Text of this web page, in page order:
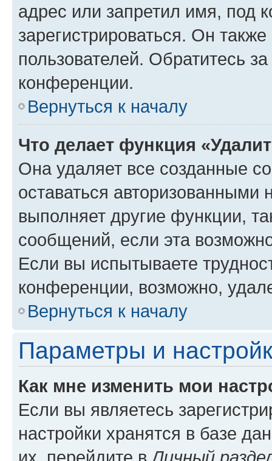
адрес или запретил имя, под
зарегистрироваться. Он
пользователей. Обратитесь
конференции.
Вернуться к началу
Что делает функция
Она удаляет все созданные
оставаться авторизованными
выполняет другие функции,
сообщений, если эта
Если вы испытываете
конференции, возможно,
Вернуться к началу
Параметры и
Как мне изменить мои
Если вы являетесь
настройки хранятся в базе
их, перейдите вЛичный